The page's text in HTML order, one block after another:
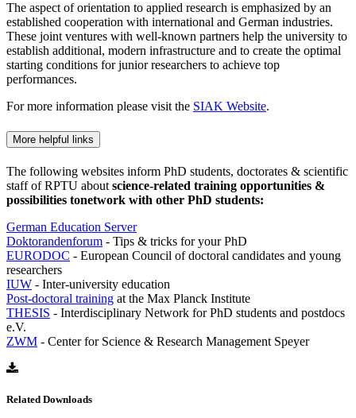
The aspect of orientation to applied research is emphasized by an
established cooperation with international and German industries.
These joint ventures with well-known partners help the university to
establish additional, modern infrastructure and to create the optimal
starting conditions for junior researchers to achieve top
performances.
For more information please visit the SIAK Website.
More helpful links
The following websites inform PhD students, doctorates & scientific
staff of RPTU about science-related training opportunities &
possibilities tonetwork with other PhD students:
German Education Server
Doktorandenforum - Tips & tricks for your PhD
EURODOC - European Council of doctoral candidates and young
researchers
IUW - Inter-university education
Post-doctoral training at the Max Planck Institute
THESIS - Interdisciplinary Network for PhD students and postdocs
e.V.
ZWM - Center for Science & Research Management Speyer
Related Downloads